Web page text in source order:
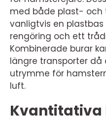
med både plast- och
vanligtvis en
rengöring och ett
Kombinerade burar
längre transporter
utrymme för
luft.
Kvantitativa